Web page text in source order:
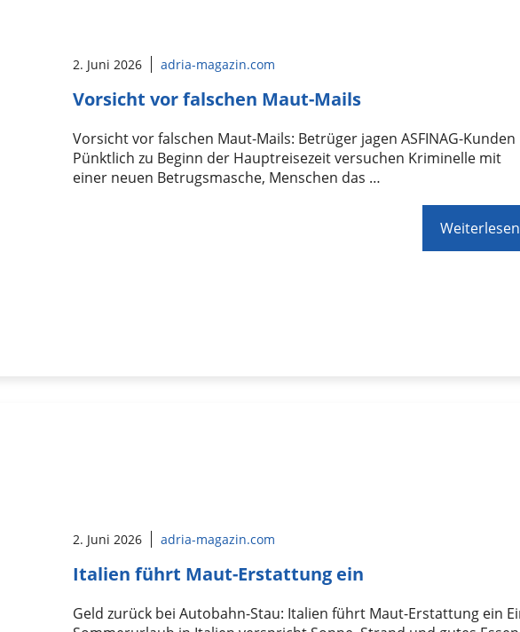
2. Juni 2026 adria-magazin.com
Vorsicht vor falschen Maut-Mails
Vorsicht vor falschen Maut-Mails: Betrüger jagen ASFINAG-Kunden
Pünktlich zu Beginn der Hauptreisezeit versuchen Kriminelle mit
einer neuen Betrugsmasche, Menschen das …
Weiterlesen
2. Juni 2026 adria-magazin.com
Italien führt Maut-Erstattung ein
Geld zurück bei Autobahn-Stau: Italien führt Maut-Erstattung ein